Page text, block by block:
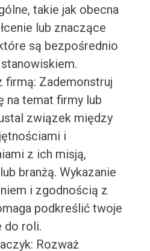
takie jak obecna
lub znaczące
są bezpośrednio
firmą: Zademonstruj
na temat firmy lub
związek między
i
z ich misją,
branżą. Wykazanie
i zgodnością z
podkreślić twoje
do roli.
Rozważ